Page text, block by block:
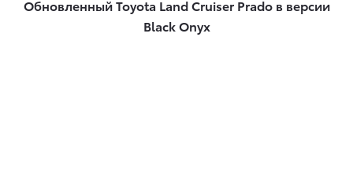
Обновленный Toyota Land Cruiser Prado в версии
Black Onyx